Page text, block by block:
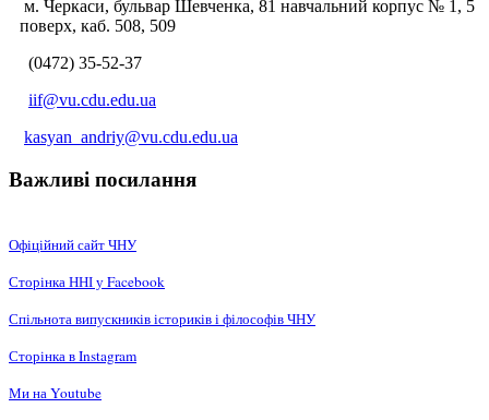
м. Черкаси, бульвар Шевченка, 81 навчальний корпус № 1, 5
поверх, каб. 508, 509
(0472) 35-52-37
iif@vu.cdu.edu.ua
kasyan_andriy@vu.cdu.edu.ua
Важливі посилання
Офіційний сайт ЧНУ
Сторінка ННІ у Facebook
Спільнота випускників істориків і філософів ЧНУ
Сторінка в Instagram
Ми на Youtube